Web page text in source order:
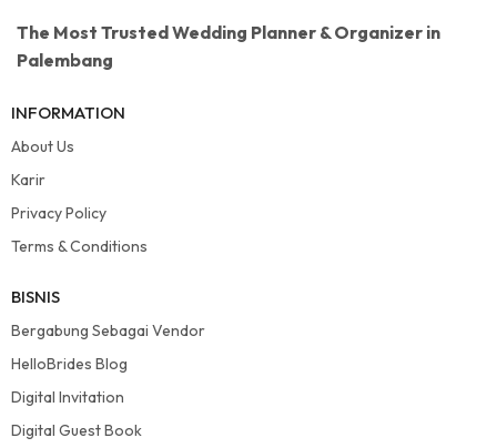
The Most Trusted Wedding Planner & Organizer in
Palembang
INFORMATION
About Us
Karir
Privacy Policy
Terms & Conditions
BISNIS
Bergabung Sebagai Vendor
HelloBrides Blog
Digital Invitation
Digital Guest Book